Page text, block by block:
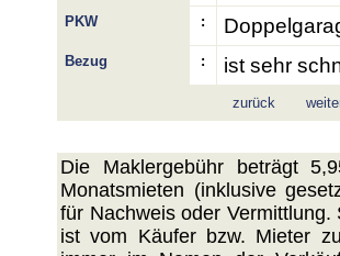
PKW :
Bezug : ist sehr
zurück
Die Maklergebühr beträgt
Monatsmieten (inklusive
für Nachweis oder
ist vom Käufer bzw. Mieter